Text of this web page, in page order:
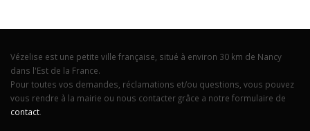
Vézelise est une petite ville française, situé à environ 30 km de Nancy
dans l'Est de la France.
Pour toutes vos demandes, réclamations et/ou questions, vous pouvez
vous rendre à la mairie ou nous contacter grâce a notre formulaire de
contact.